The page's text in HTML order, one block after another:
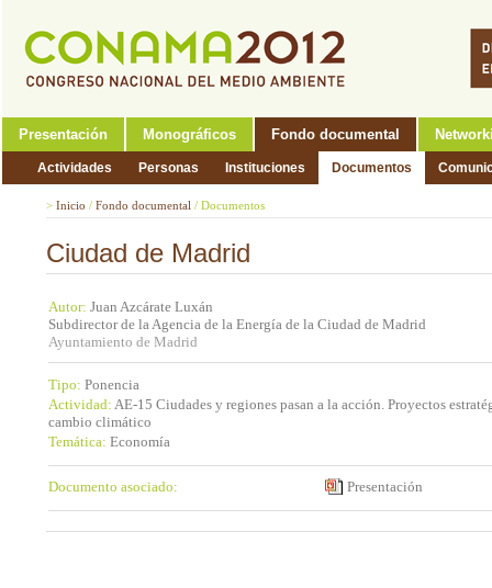
Presentación Monográficos Fondo documental
Actividades Personas Instituciones Documentos
> Inicio / Fondo documental / Documentos
Ciudad de Madrid
Autor: Juan Azcárate Luxán
Subdirector de la Agencia de la Energía de la Ciudad de Madrid
Ayuntamiento de Madrid
Tipo: Ponencia
Actividad: AE-15 Ciudades y regiones pasan a la acción. Proyectos
cambio climático
Temática: Economía
Documento asociado: Presentación